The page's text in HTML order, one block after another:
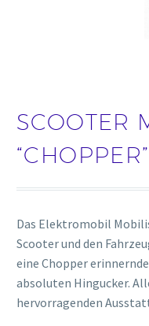
SCOOTER
“CHOPPER”
Das Elektromobil
Scooter und den
eine Chopper
absoluten Hingucker.
hervorragenden